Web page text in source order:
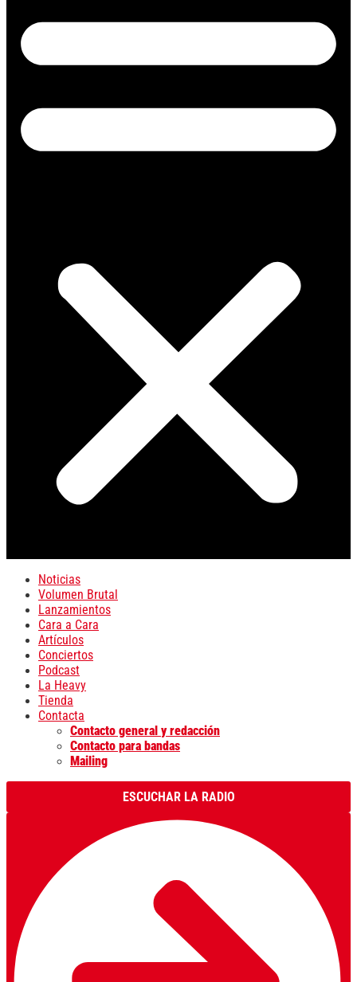
Noticias
Volumen Brutal
Lanzamientos
Cara a Cara
Artículos
Conciertos
Podcast
La Heavy
Tienda
Contacta
Contacto general y redacción
Contacto para bandas
Mailing
ESCUCHAR LA RADIO